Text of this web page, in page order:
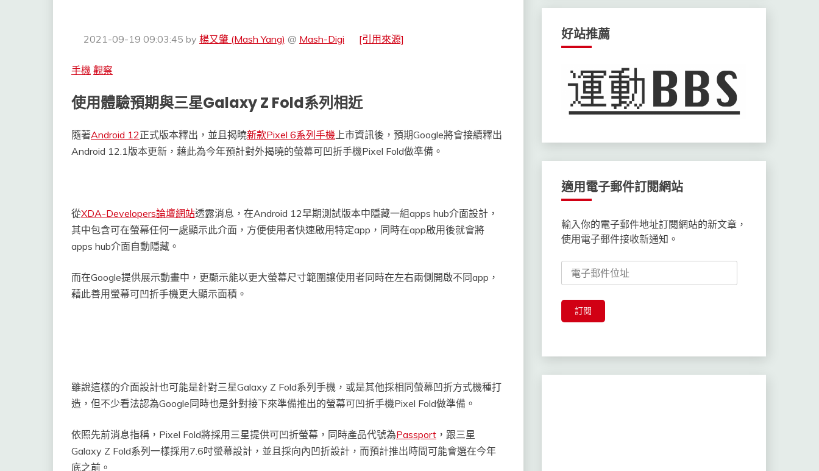
2021-09-19 09:03:45 by 楊又肇 (Mash Yang) @ Mash-Digi [引用來源]
手機 觀察
使用體驗預期與三星Galaxy Z Fold系列相近
隨著Android 12正式版本釋出，並且揭曉新款Pixel 6系列手機上市資訊後，預期Google將會接續釋出
Android 12.1版本更新，藉此為今年預計對外揭曉的螢幕可凹折手機Pixel Fold做準備。
從XDA-Developers論壇網站透露消息，在Android 12早期測試版本中隱藏一組apps hub介面設計，
其中包含可在螢幕任何一處顯示此介面，方便使用者快速啟用特定app，同時在app啟用後就會將
apps hub介面自動隱藏。
而在Google提供展示動畫中，更顯示能以更大螢幕尺寸範圍讓使用者同時在左右兩側開啟不同app，
藉此善用螢幕可凹折手機更大顯示面積。
雖說這樣的介面設計也可能是針對三星Galaxy Z Fold系列手機，或是其他採相同螢幕凹折方式機種打
造，但不少看法認為Google同時也是針對接下來準備推出的螢幕可凹折手機Pixel Fold做準備。
依照先前消息指稱，Pixel Fold將採用三星提供可凹折螢幕，同時產品代號為Passport ，跟三星
Galaxy Z Fold系列一樣採用7.6吋螢幕設計，並且採向內凹折設計，而預計推出時間可能會選在今年
底之前。
好站推薦
適用電子郵件訂閱網站
輸入你的電子郵件地址訂閱網站的新文章，
使用電子郵件接收新通知。
子
郵
位
訂閱